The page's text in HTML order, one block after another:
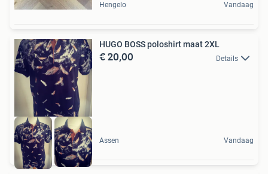
Hengelo Vandaag
HUGO BOSS poloshirt maat 2XL
€ 20,00 Details
Assen Vandaag